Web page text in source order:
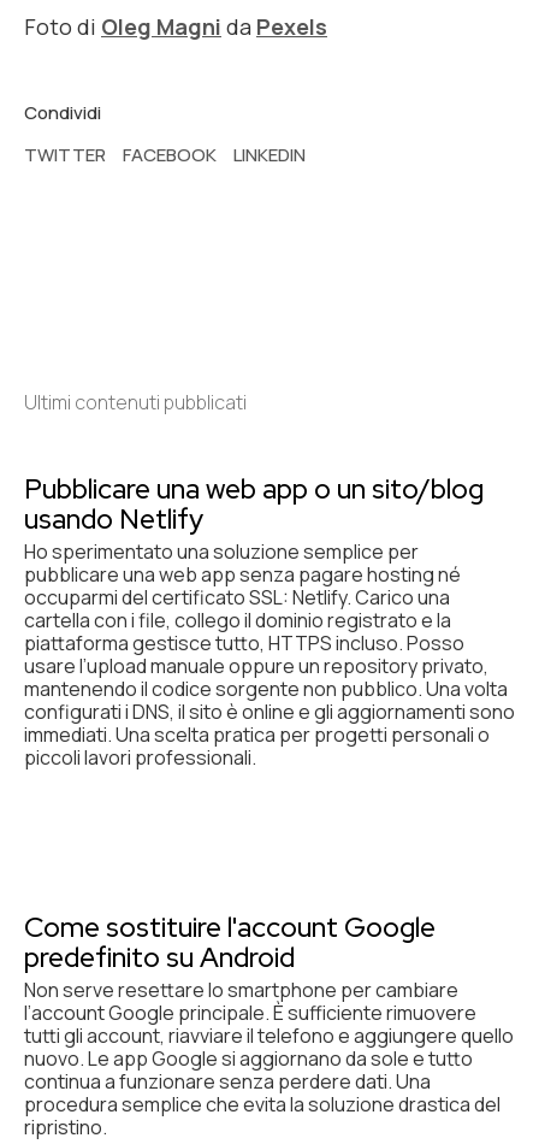
Foto di Oleg Magni da Pexels
Condividi
TWITTER
FACEBOOK LINKEDIN
Ultimi contenuti pubblicati
Pubblicare una web app o un sito/blog
usando Netlify
Ho sperimentato una soluzione semplice per
pubblicare una web app senza pagare hosting né
occuparmi del certificato SSL: Netlify. Carico una
cartella con i file, collego il dominio registrato e la
piattaforma gestisce tutto, HTTPS incluso. Posso
usare l’upload manuale oppure un repository privato,
mantenendo il codice sorgente non pubblico. Una volta
configurati i DNS, il sito è online e gli aggiornamenti sono
immediati. Una scelta pratica per progetti personali o
piccoli lavori professionali.
Come sostituire l'account Google
predefinito su Android
Non serve resettare lo smartphone per cambiare
l’account Google principale. È sufficiente rimuovere
tutti gli account, riavviare il telefono e aggiungere quello
nuovo. Le app Google si aggiornano da sole e tutto
continua a funzionare senza perdere dati. Una
procedura semplice che evita la soluzione drastica del
ripristino.